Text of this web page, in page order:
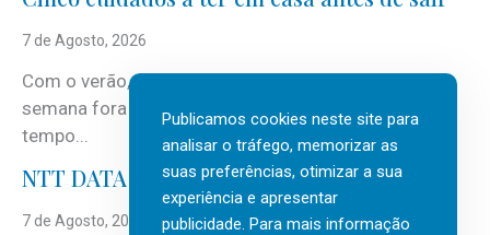
7 de Agosto, 2026
Com o verão, chegam também as férias, os fins-de-
semana fora e os dias em que a casa fica mais
tempo...
NTT DATA Insurtech Global Outlook 2026
7 de Agosto, 2026
Publicamos cookies neste site para
analisar o tráfego, memorizar as
suas preferências, otimizar a sua
experiência e apresentar
publicidade. Para mais informação